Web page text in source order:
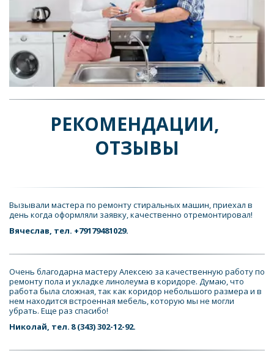
РЕКОМЕНДАЦИИ,
ОТЗЫВЫ
Вызывали мастера по ремонту стиральных машин, приехал в
день когда оформляли заявку, качественно отремонтировал!
Вячеслав, тел. +79179481029.
Очень благодарна мастеру Алексею за качественную работу по
ремонту пола и укладке линолеума в коридоре. Думаю, что
работа была сложная, так как коридор небольшого размера и в
нем находится встроенная мебель, которую мы не могли
убрать. Еще раз спасибо!
Николай, тел. 8 (343) 302-12-92.